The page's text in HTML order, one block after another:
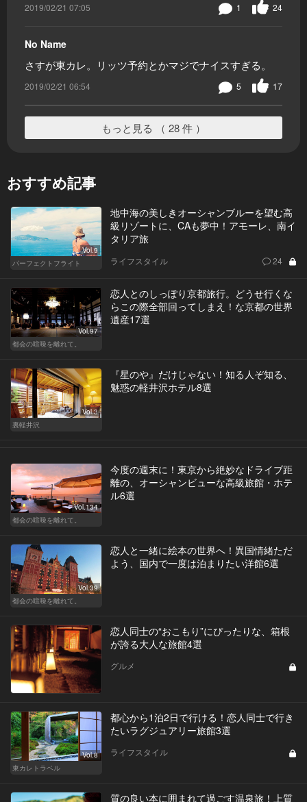
2019/02/21 07:05 24
1
No Name
さすが東カレ。リッツ予約とかマジでナイスすぎる。
2019/02/21 06:54 17
5
もっと見る （ 28 件 ）
おすすめ記事
Vol.9
パーフェクトフライト
地中海の美しきオーシャンブルーを望む高
級リゾートに、CAも夢中！アモーレ、南イ
タリア旅
ライフスタイル 24
Vol.97
都会の喧噪を離れて。
恋人とのしっぽり京都旅行。どうせ行くな
らこの際全部回ってしまえ！な京都の世界
遺産17選
Vol.3
裏軽井沢
『星のや』だけじゃない！知る人ぞ知る、
魅惑の軽井沢ホテル8選
Vol.134
都会の喧噪を離れて。
今度の週末に！東京から絶妙なドライブ距
離の、オーシャンビューな高級旅館・ホテ
ル6選
Vol.39
都会の喧噪を離れて。
恋人と一緒に絵本の世界へ！異国情緒ただ
よう、国内で一度は泊まりたい洋館6選
恋人同士の“おこもり”にぴったりな、箱根
が誇る大人な旅館4選
グルメ
Vol.8
東カレトラベル
都心から1泊2日で行ける！恋人同士で行き
たいラグジュアリー旅館3選
ライフスタイル
質の良い本に囲まれて過ごす温泉旅！上質